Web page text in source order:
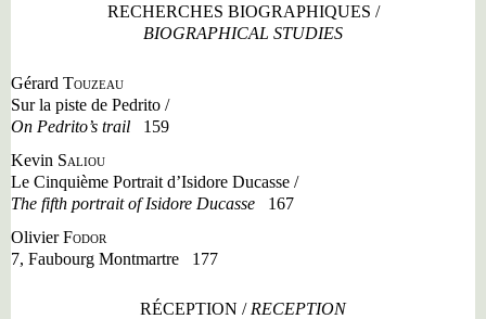
RECHERCHES BIOGRAPHIQUES /
BIOGRAPHICAL STUDIES
Gérard Touzeau
Sur la piste de Pedrito /
On Pedrito’s trail
159
Kevin Saliou
Le Cinquième Portrait d’Isidore Ducasse /
The fifth portrait of Isidore Ducasse
167
OlivierFodor
7, Faubourg Montmartre
177
RÉCEPTION / RECEPTION